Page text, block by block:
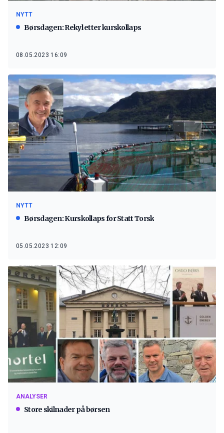
NYTT
Børsdagen: Rekyl etter kurskollaps
08.05.2023 16:09
NYTT
Børsdagen: Kurskollaps for Statt Torsk
05.05.2023 12:09
ANALYSER
Store skilnader på børsen